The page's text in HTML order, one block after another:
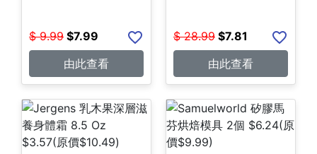
$ 9.99 $7.99
由此查看
$ 28.99 $7.81
由此查看